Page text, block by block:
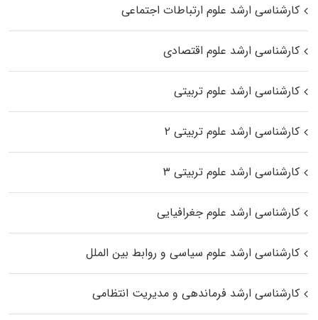
کارشناسی ارشد علوم ارتباطات اجتماعی
کارشناسی ارشد علوم اقتصادی
کارشناسی ارشد علوم تربیتی
کارشناسی ارشد علوم تربیتی ۲
کارشناسی ارشد علوم تربیتی ۳
کارشناسی ارشد علوم جغرافیایی
کارشناسی ارشد علوم سیاسی و روابط بین الملل
کارشناسی ارشد فرماندهی و مدیریت انتظامی